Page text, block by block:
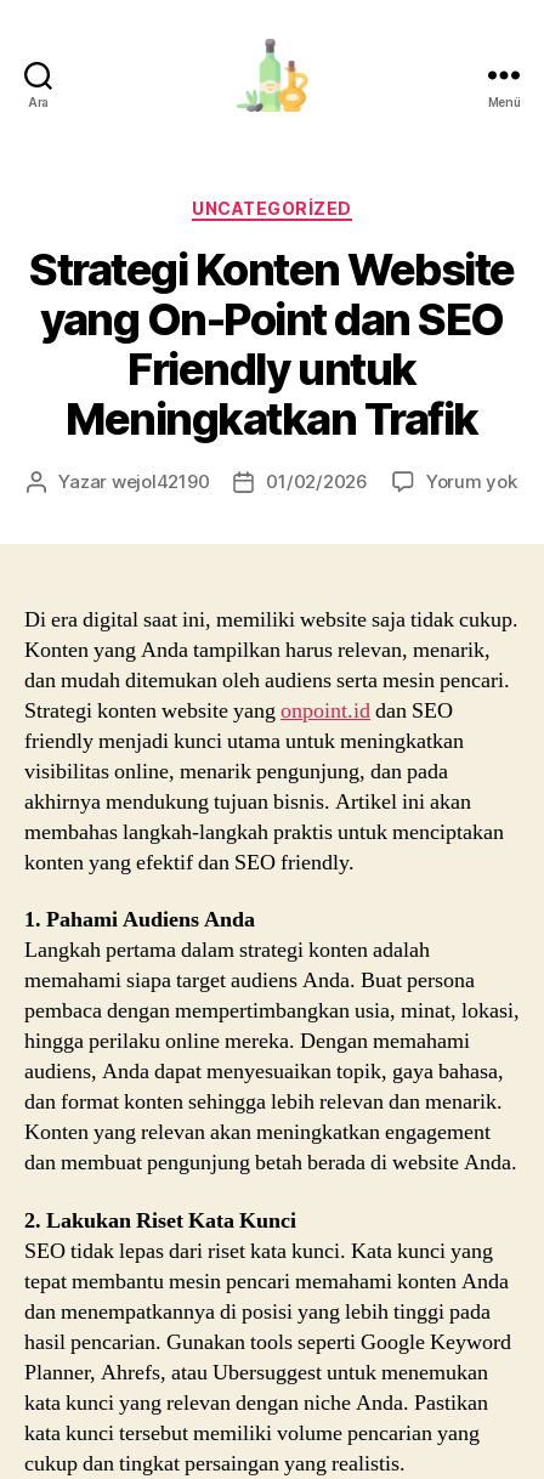
Ara Menü
Kategoriler
UNCATEGORIZED
Strategi Konten Website
yang On-Point dan SEO
Friendly untuk
Meningkatkan Trafik
Yazının
Yazar wejol42190
Yazı01/02/2026 Yorum yok
Di era digital saat ini, memiliki website saja tidak cukup.
Konten yang Anda tampilkan harus relevan, menarik,
dan mudah ditemukan oleh audiens serta mesin pencari.
Strategi konten website yang onpoint.iddan SEO
friendly menjadi kunci utama untuk meningkatkan
visibilitas online, menarik pengunjung, dan pada
akhirnya mendukung tujuan bisnis. Artikel ini akan
membahas langkah-langkah praktis untuk menciptakan
konten yang efektif dan SEO friendly.
1. Pahami Audiens Anda
Langkah pertama dalam strategi konten adalah
memahami siapa target audiens Anda. Buat persona
pembaca dengan mempertimbangkan usia, minat, lokasi,
hingga perilaku online mereka. Dengan memahami
audiens, Anda dapat menyesuaikan topik, gaya bahasa,
dan format konten sehingga lebih relevan dan menarik.
Konten yang relevan akan meningkatkan engagement
dan membuat pengunjung betah berada di website Anda.
2. Lakukan Riset Kata Kunci
SEO tidak lepas dari riset kata kunci. Kata kunci yang
tepat membantu mesin pencari memahami konten Anda
dan menempatkannya di posisi yang lebih tinggi pada
hasil pencarian. Gunakan tools seperti Google Keyword
Planner, Ahrefs, atau Ubersuggest untuk menemukan
kata kunci yang relevan dengan niche Anda. Pastikan
kata kunci tersebut memiliki volume pencarian yang
cukup dan tingkat persaingan yang realistis.